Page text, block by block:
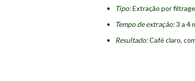
Tipo:Extração por
Tempo de extração:3 a 4
Resultado:Café claro,